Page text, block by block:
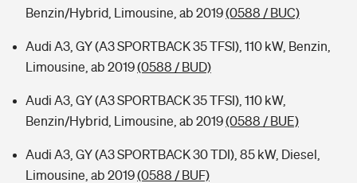
Benzin/Hybrid, Limousine, ab 2019(0588 / BUC)
Audi A3, GY (A3 SPORTBACK 35 TFSI), 110 kW, Benzin,
Limousine, ab 2019(0588 / BUD)
Audi A3, GY (A3 SPORTBACK 35 TFSI), 110 kW,
Benzin/Hybrid, Limousine, ab 2019(0588 / BUE)
Audi A3, GY (A3 SPORTBACK 30 TDI), 85 kW, Diesel,
Limousine, ab 2019(0588 / BUF)